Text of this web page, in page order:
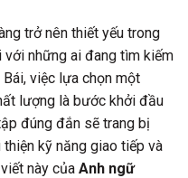
trở nên thiết yếu trong
những ai đang tìm kiếm
việc lựa chọn một
lượng là bước khởi đầu
đúng đắn sẽ trang bị
kỹ năng giao tiếp và
này của Anh ngữ